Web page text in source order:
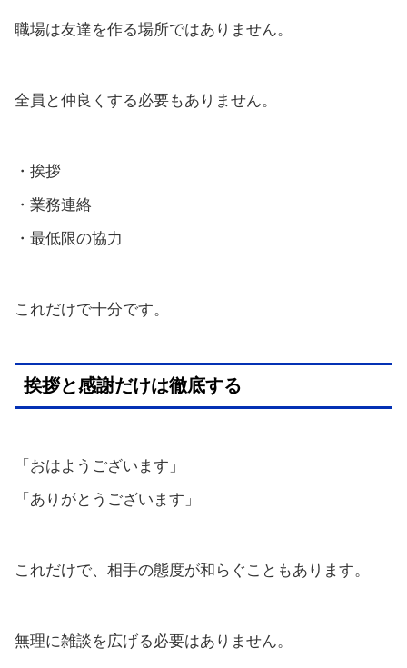
職場は友達を作る場所ではありません。
全員と仲良くする必要もありません。
・挨拶
・業務連絡
・最低限の協力
これだけで十分です。
挨拶と感謝だけは徹底する
「おはようございます」
「ありがとうございます」
これだけで、相手の態度が和らぐこともあります。
無理に雑談を広げる必要はありません。